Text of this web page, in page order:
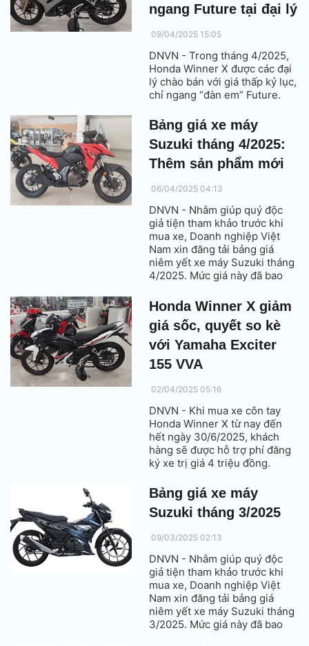
ngang Future tại đại lý
09/04/2025 15:05
DNVN - Trong tháng 4/2025,
Honda Winner X được các đại
lý chào bán với giá thấp kỷ lục,
chỉ ngang “đàn em” Future.
Bảng giá xe máy
Suzuki tháng 4/2025:
Thêm sản phẩm mới
06/04/2025 04:13
DNVN - Nhằm giúp quý độc
giả tiện tham khảo trước khi
mua xe, Doanh nghiệp Việt
Nam xin đăng tải bảng giá
niêm yết xe máy Suzuki tháng
4/2025. Mức giá này đã bao
Honda Winner X giảm
giá sốc, quyết so kè
với Yamaha Exciter
155 VVA
02/04/2025 05:16
DNVN - Khi mua xe côn tay
Honda Winner X từ nay đến
hết ngày 30/6/2025, khách
hàng sẽ được hỗ trợ phí đăng
ký xe trị giá 4 triệu đồng.
Bảng giá xe máy
Suzuki tháng 3/2025
09/03/2025 02:13
DNVN - Nhằm giúp quý độc
giả tiện tham khảo trước khi
mua xe, Doanh nghiệp Việt
Nam xin đăng tải bảng giá
niêm yết xe máy Suzuki tháng
3/2025. Mức giá này đã bao